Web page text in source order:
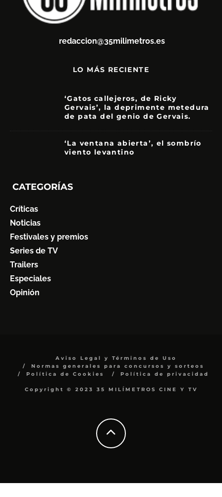
redaccion@35milimetros.es
LO MÁS RECIENTE
‘Gatos callejeros, de Ricky
Gervais’, la deprimente metedura
de pata del genio de Gervais.
‘La ventana abierta’, el sombrío
viento levantino
CATEGORÍAS
Críticas
Noticias
Festivales y premios
Series de TV
Trailers
Especiales
Opinión
Aviso Legal y Términos de Uso
Normas generales para concursos y sorteos
Política de Cookies
Política de privacidad
Copyright © 2023 35 MILÍMETROS CINE Y TV